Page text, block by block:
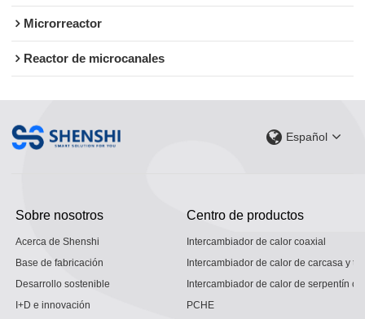
Microrreactor
Reactor de microcanales
Español
Sobre nosotros
Acerca de Shenshi
Base de fabricación
Desarrollo sostenible
I+D e innovación
Centro de productos
Intercambiador de calor coaxial
Intercambiador de calor de carcasa y
Intercambiador de calor de serpentín
PCHE